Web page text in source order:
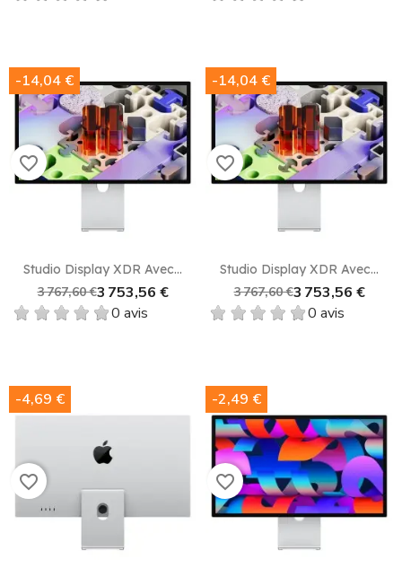
Studio Display XDR Avec...
3 767,60 €3 753,56 €
0 avis
-14,04 €
favorite_border
Studio Display XDR Avec...
3 767,60 €3 753,56 €
0 avis
-14,04 €
favorite_border
-4,69 €
favorite_border
-2,49 €
favorite_border